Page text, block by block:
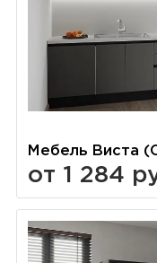
Мебель Виста
от 1 284